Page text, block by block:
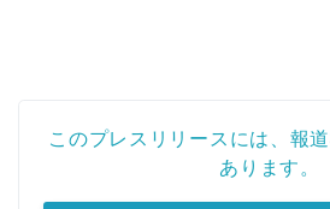
このプレスリリースには、報
あります。